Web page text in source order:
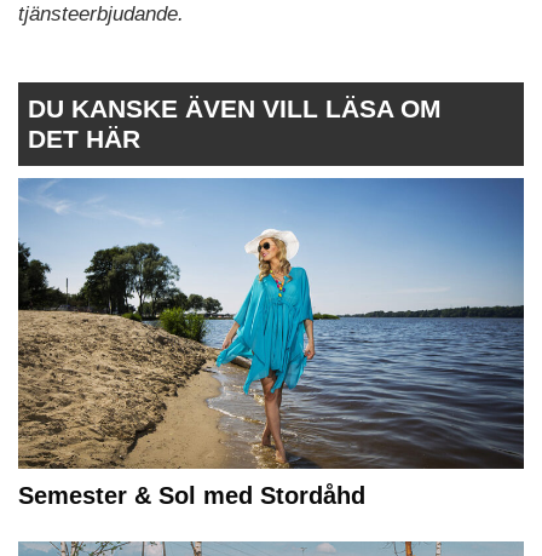
tjänsteerbjudande.
DU KANSKE ÄVEN VILL LÄSA OM
DET HÄR
Semester & Sol med Stordåhd